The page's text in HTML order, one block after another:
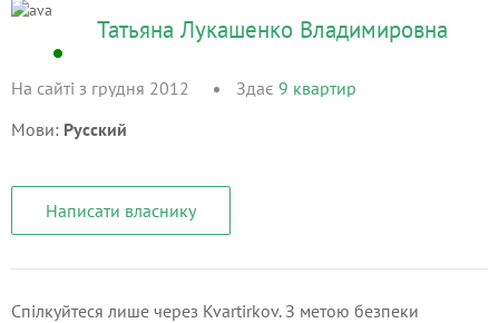
Татьяна Лукашенко Владимировна
На сайті з грудня 2012 Здає 9 квартир
Мови: Русский
Написати власнику
Спілкуйтеся лише через Kvartirkov. З метою безпеки